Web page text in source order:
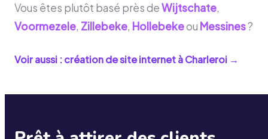
Vous êtes plutôt basé près deWijtschate,
Voormezele, Zillebeke, Hollebekeou Messines?
Voir aussi : création de site internet àCharleroi →